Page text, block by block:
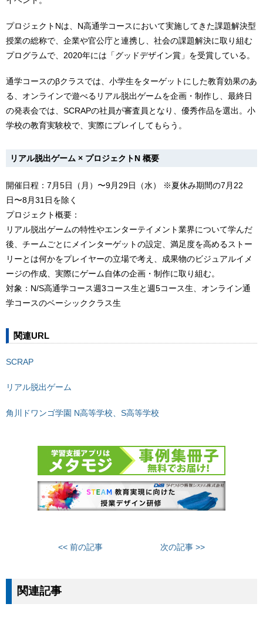
プロジェクトNは、N高通学コースにおいて実施してきた課題解決型
授業の総称で、企業や官公庁と連携し、社会の課題解決に取り組む
プログラムで、2020年には「グッドデザイン賞」を受賞している。
通学コースのβクラスでは、小学生をターゲットにした教育効果のあ
る、オンラインで遊べるリアル脱出ゲームを企画・制作し、最終日
の発表会では、SCRAPの社員が審査員となり、優秀作品を選出。小
学校の教育実験校で、実際にプレイしてもらう。
リアル脱出ゲーム × プロジェクトN 概要
開催日程：7月5日（月）〜9月29日（水） ※夏休み期間の7月22
日〜8月31日を除く
プロジェクト概要：
リアル脱出ゲームの特性やエンターテイメント業界について学んだ
後、チームごとにメインターゲットの設定、満足度を高めるストー
リーとは何かをプレイヤーの立場で考え、成果物のビジュアルイメ
ージの作成、実際にゲーム自体の企画・制作に取り組む。
対象：N/S高通学コース週3コース生と週5コース生、オンライン通
学コースのベーシッククラス生
関連URL
SCRAP
リアル脱出ゲーム
角川ドワンゴ学園 N高等学校、S高等学校
<< 前の記事 次の記事 >>
関連記事